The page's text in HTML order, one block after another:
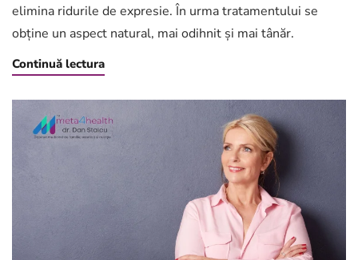
elimina ridurile de expresie. În urma tratamentului se
obține un aspect natural, mai odihnit și mai tânăr.
Continuă lectura